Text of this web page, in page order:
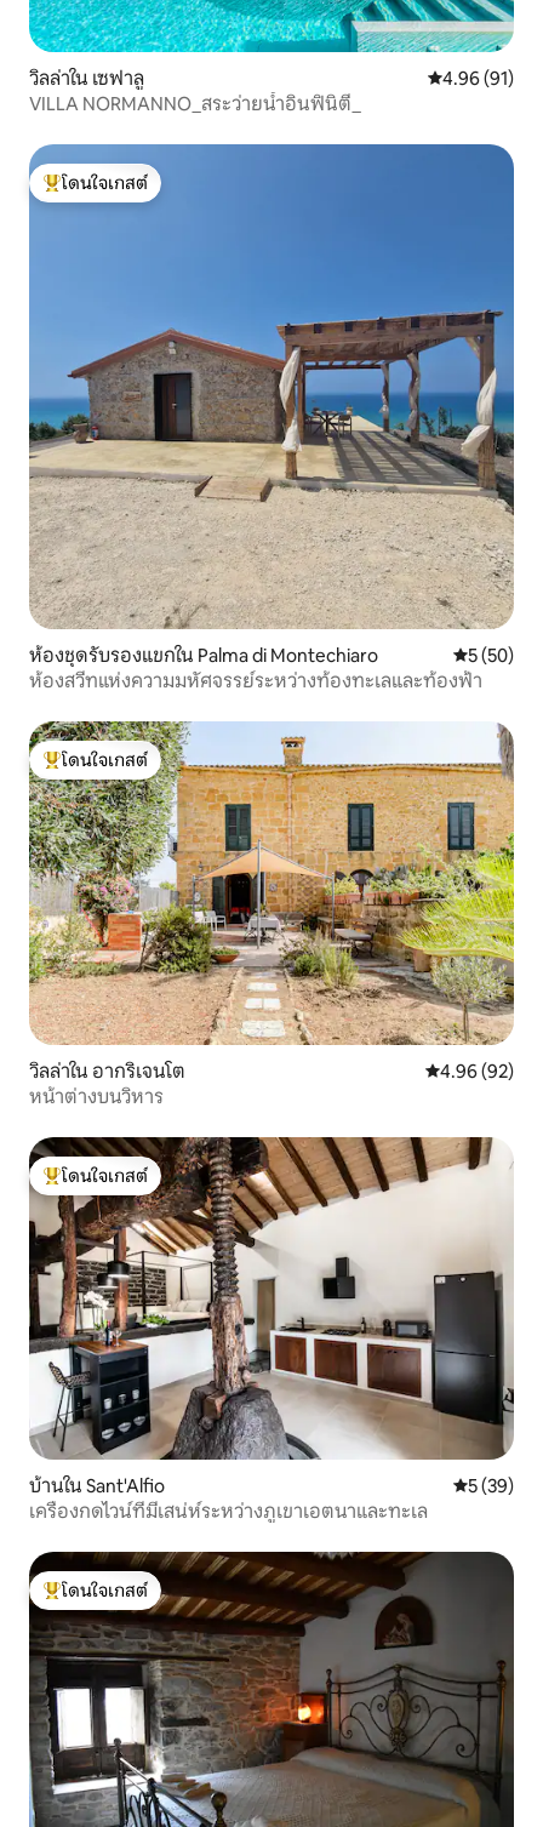
วิลล่าใน เซฟาลู คะแนนเฉลี่ย
4.96 (91)
VILLA NORMANNO_สระว่ายน้ำอินฟินิตี้_
โดนใจเกสต์ที่สุด
โดนใจเกสต์
ห้องชุดรับรองแขกใน Palma di Montechiaro คะแนนเฉลี่
5 (50)
ห้องสวีทแห่งความมหัศจรรย์ระหว่างท้องทะเลและท้องฟ้า
โดนใจเกสต์ที่สุด
โดนใจเกสต์
วิลล่าใน อากริเจนโต คะแนนเฉลี่ย
4.96 (92)
หน้าต่างบนวิหาร
โดนใจเกสต์ที่สุด
โดนใจเกสต์
บ้านใน Sant'Alfio คะแนนเฉลี่
5 (39)
เครื่องกดไวน์ที่มีเสน่ห์ระหว่างภูเขาเอตนาและทะเล
โดนใจเกสต์ที่สุด
โดนใจเกสต์